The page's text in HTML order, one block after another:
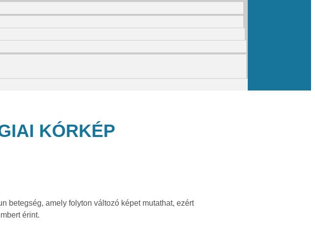
KÓRKÉP
betegség, amely folyton változó képet mutathat, ezért
érint.